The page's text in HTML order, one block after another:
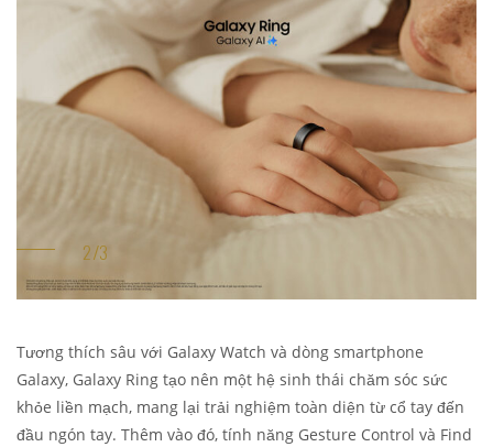
Tương thích sâu với Galaxy Watch và dòng smartphone
Galaxy, Galaxy Ring tạo nên một hệ sinh thái chăm sóc sức
khỏe liền mạch, mang lại trải nghiệm toàn diện từ cổ tay đến
đầu ngón tay. Thêm vào đó, tính năng Gesture Control và Find